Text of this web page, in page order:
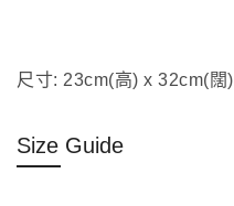
尺寸: 23cm(高) x 32cm(闊)
Size Guide